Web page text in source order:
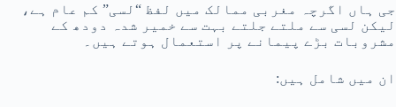
جی ہاں اگرچہ مغربی ممالک میں لفظ “لسی” کم عام ہے،
لیکن لسی سے ملتے جلتے بہت سے خمیر شدہ دودھ کے
مشروبات بڑے پیمانے پر استعمال ہوتے ہیں۔
ان میں شامل ہیں: